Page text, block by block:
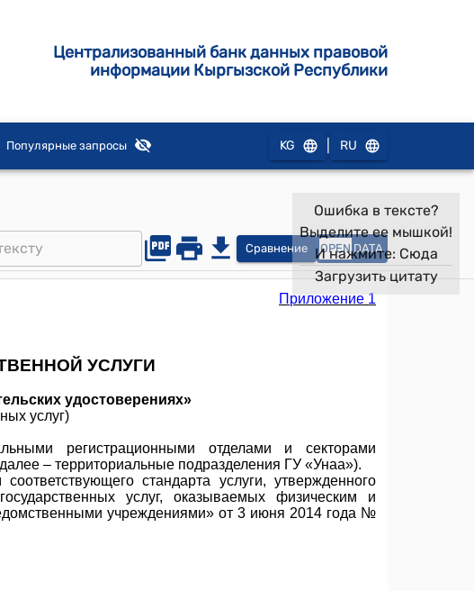
Централизованный банк данных правовой
информации Кыргызской Республики
Популярные запросы KG RU
Сравнение OPEN DATA
Ошибка в тексте?
Выделите ее мышкой!
И нажмите: Сюда
Загрузить цитату